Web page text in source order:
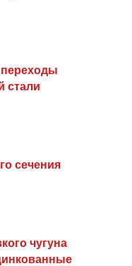
стали
сечения
чугуна